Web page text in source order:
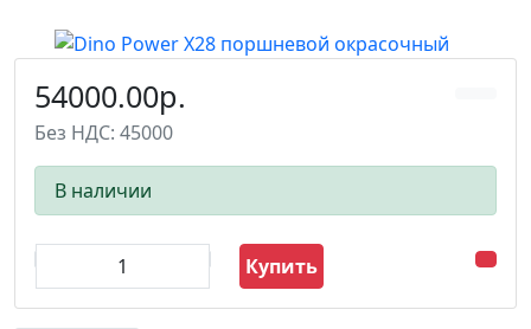
54000.00р.
Без НДС: 45000
В наличии
Купить